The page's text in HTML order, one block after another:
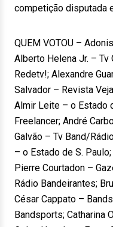
competição disputada
QUEM VOTOU –
Alberto Helena Jr. – Tv
Redetv!; Alexandre
Salvador – Revista
Almir Leite – o Estado
Freelancer; André
Galvão – Tv Band/
– o Estado de S.
Pierre Courtadon –
Rádio Bandeirantes;
César Cappato –
Bandsports; Catharina